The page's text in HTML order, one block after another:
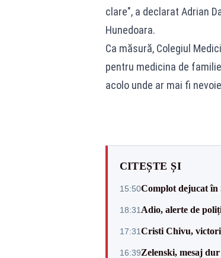
clare", a declarat Adrian
Hunedoara.
Ca măsură, Colegiul
pentru medicina de
acolo unde ar mai fi
CITEȘTE ȘI
15:50Complot dejucat în
18:31 Adio, alerte de
17:31Cristi Chivu,
16:39Zelenski, mesaj